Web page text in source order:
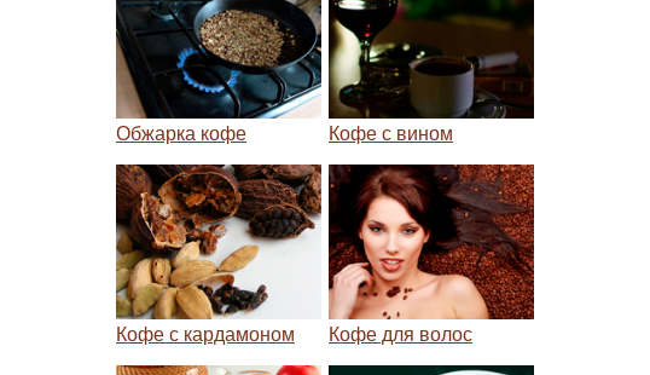
Обжарка кофе Кофе с вином
Кофе с кардамоном Кофе для волос